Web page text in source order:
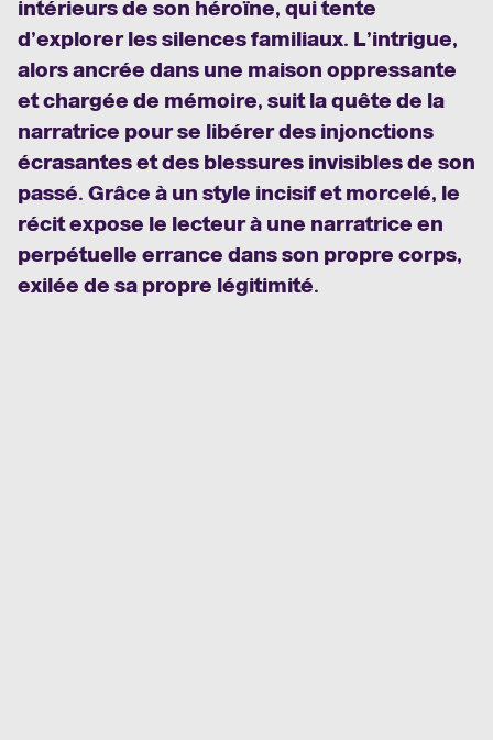
intérieurs de son héroïne, qui tente
d’explorer les silences familiaux. L’intrigue,
alors ancrée dans une maison oppressante
et chargée de mémoire, suit la quête de la
narratrice pour se libérer des injonctions
écrasantes et des blessures invisibles de son
passé. Grâce à un style incisif et morcelé, le
récit expose le lecteur à une narratrice en
perpétuelle errance dans son propre corps,
exilée de sa propre légitimité.